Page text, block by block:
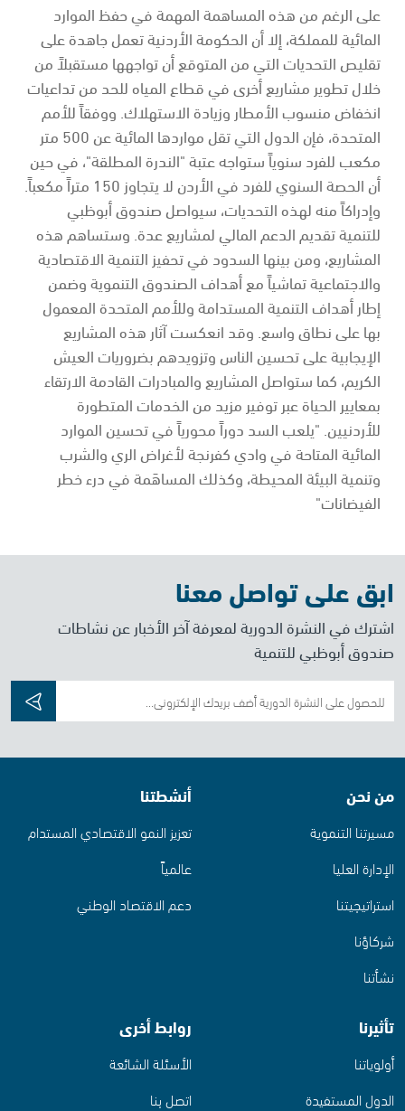
على الرغم من هذه المساهمة المهمة في حفظ الموارد
المائية للمملكة، إلا أن الحكومة الأردنية تعمل جاهدة على
تقليص التحديات التي من المتوقع أن تواجهها مستقبلاً من
خلال تطوير مشاريع أخرى في قطاع المياه للحد من تداعيات
انخفاض منسوب الأمطار وزيادة الاستهلاك. ووفقاً للأمم
المتحدة، فإن الدول التي تقل مواردها المائية عن 500 متر
مكعب للفرد سنوياً ستواجه عتبة "الندرة المطلقة"، في حين
أن الحصة السنوي للفرد في الأردن لا يتجاوز 150 متراً مكعباً.
وإدراكاً منه لهذه التحديات، سيواصل صندوق أبوظبي
للتنمية تقديم الدعم المالي لمشاريع عدة. وستساهم هذه
المشاريع، ومن بينها السدود في تحفيز التنمية الاقتصادية
والاجتماعية تماشياً مع أهداف الصندوق التنموية وضمن
إطار أهداف التنمية المستدامة وللأمم المتحدة المعمول
بها على نطاق واسع. وقد انعكست آثار هذه المشاريع
الإيجابية على تحسين الناس وتزويدهم بضروريات العيش
الكريم، كما ستواصل المشاريع والمبادرات القادمة الارتقاء
بمعايير الحياة عبر توفير مزيد من الخدمات المتطورة
للأردنيين. "يلعب السد دوراً محورياً في تحسين الموارد
المائية المتاحة في وادي كفرنجة لأغراض الري والشرب
وتنمية البيئة المحيطة، وكذلك المساهَمة في درء خطر
الفيضانات"
ابق على تواصل معنا
اشترك في النشرة الدورية لمعرفة آخر الأخبار عن نشاطات
صندوق أبوظبي للتنمية
من نحن
مسيرتنا التنموية
الإدارة العليا
استراتيجيتنا
شركاؤنا
نشأتنا
أنشطتنا
تعزيز النمو الاقتصادي المستدام
عالمياً
دعم الاقتصاد الوطني
تأثيرنا
أولوياتنا
الدول المستفيدة
روابط أخرى
الأسئلة الشائعة
اتصل بنا